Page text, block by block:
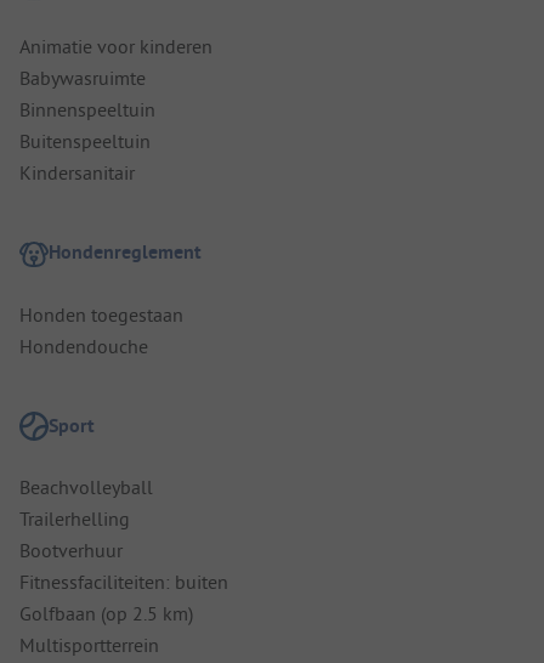
Animatie voor kinderen
Babywasruimte
Binnenspeeltuin
Buitenspeeltuin
Kindersanitair
Hondenreglement
Honden toegestaan
Hondendouche
Sport
Beachvolleyball
Trailerhelling
Bootverhuur
Fitnessfaciliteiten: buiten
Golfbaan (op 2.5 km)
Multisportterrein